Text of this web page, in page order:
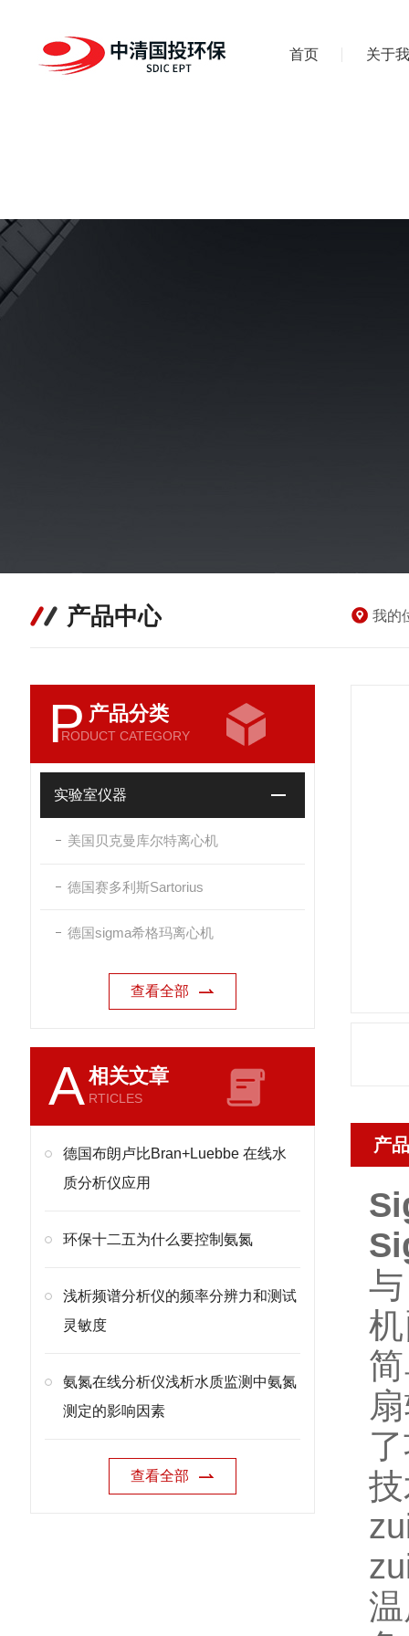
首页 关于
产品中心 我的
P 产品分类
RODUCT CATEGORY
实验室仪器
美国贝克曼库尔特离心机
德国赛多利斯Sartorius
德国sigma希格玛离心机
查看全部
A相关文章
RTICLES
德国布朗卢比Bran+Luebbe 在线水
质分析仪应用
环保十二五为什么要控制氨氮
浅析频谱分析仪的频率分辨力和测试
灵敏度
氨氮在线分析仪浅析水质监测中氨氮
测定的影响因素
查看全部
产